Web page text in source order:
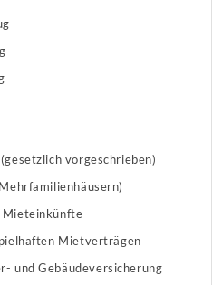
vorgeschrieben)
Mieteinkünfte
Mietverträgen
und Gebäudeversicherung